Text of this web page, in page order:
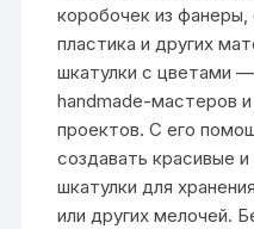
коробочек из
пластика и других
шкатулки с цветами
handmade-мастеров
проектов. С его
создавать красивые
шкатулки для
или других мелочей.